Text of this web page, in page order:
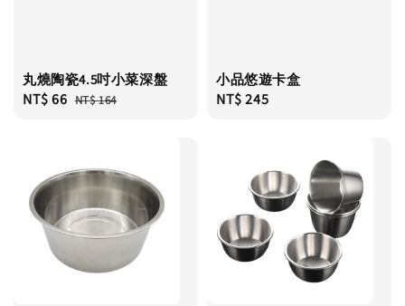
丸燒陶瓷4.5吋小菜深盤
Sale
NT$ 66 Regular
NT$ 164
小品悠遊卡盒
Regular
NT$ 245